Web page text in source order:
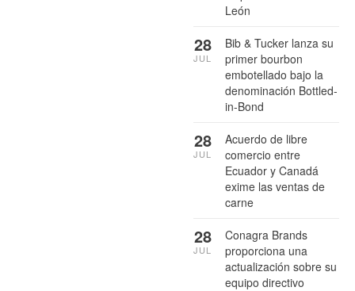
León
Bib & Tucker lanza su
primer bourbon
embotellado bajo la
denominación Bottled-
in-Bond
28
JUL
Acuerdo de libre
comercio entre
Ecuador y Canadá
exime las ventas de
carne
28
JUL
Conagra Brands
proporciona una
actualización sobre su
equipo directivo
28
JUL